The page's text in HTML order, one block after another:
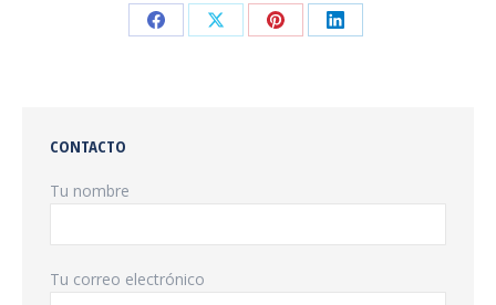
CompartirCompartirCompartirCompartir
CONTACTO
Tu nombre
Tu correo electrónico